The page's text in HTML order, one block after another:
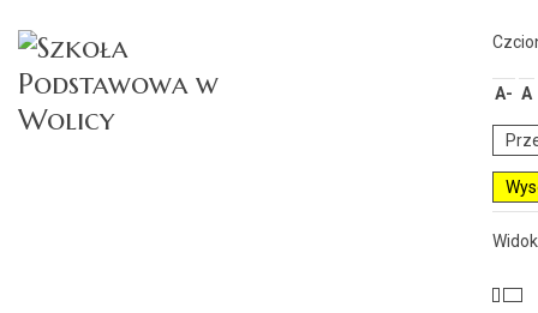
A- A
Widok